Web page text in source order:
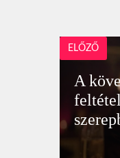
ELŐZŐ
A